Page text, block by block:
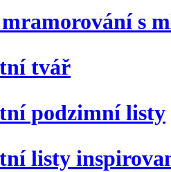
s
tvář
podzimní listy
listy